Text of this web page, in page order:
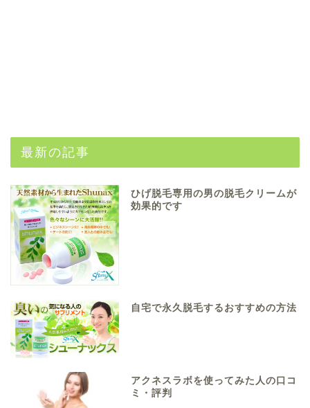
最新の記事
ひげ脱毛専用の男の脱毛クリームが
効果的です
自宅で永久脱毛するおすすめの方法
アクネスラボを使ってみた人の口コ
ミ・評判